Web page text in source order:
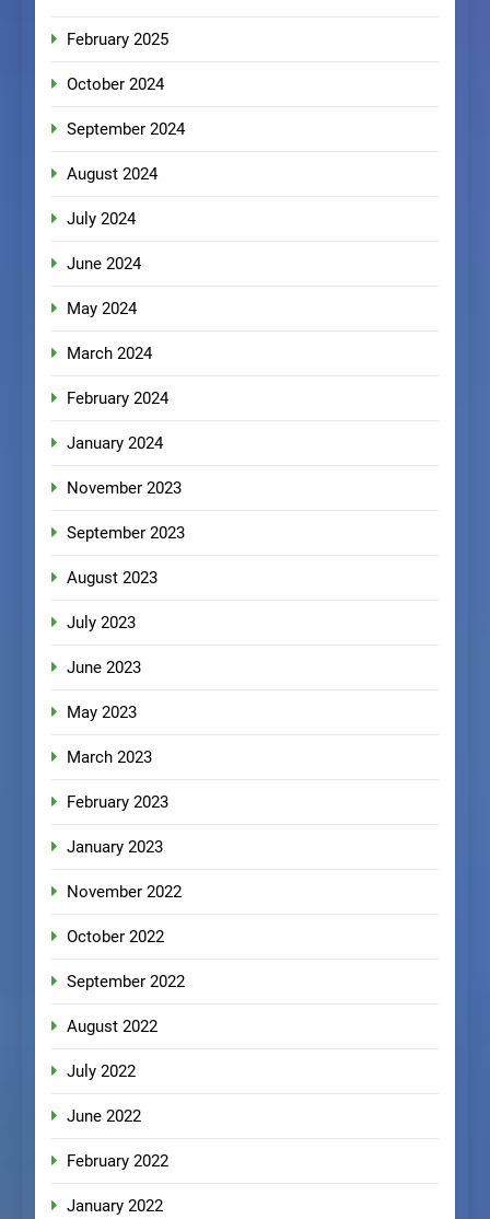
February 2025
October 2024
September 2024
August 2024
July 2024
June 2024
May 2024
March 2024
February 2024
January 2024
November 2023
September 2023
August 2023
July 2023
June 2023
May 2023
March 2023
February 2023
January 2023
November 2022
October 2022
September 2022
August 2022
July 2022
June 2022
February 2022
January 2022